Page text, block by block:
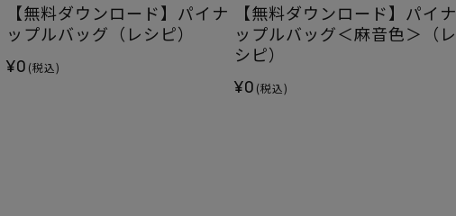
【無料ダウンロード】パイナ
ップルバッグ（レシピ）
¥0 (税込)
【無料ダウンロード】パイナ
ップルバッグ＜麻音色＞（レ
シピ）
¥0 (税込)